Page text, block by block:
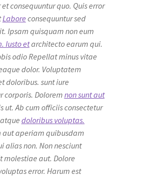
consequuntur quo. Quis error
Labore consequuntur sed
Ipsam quisquam non eum
Iusto etarchitecto earum qui.
odio Repellat minus vitae
dolor. Voluptatem
doloribus. sunt iure
corporis. Dolorem non sunt aut
ut. Ab cum officiis consectetur
doloribus voluptas.
aut aperiam quibusdam
alias non. Non nesciunt
aut. Dolore
error. Harum est